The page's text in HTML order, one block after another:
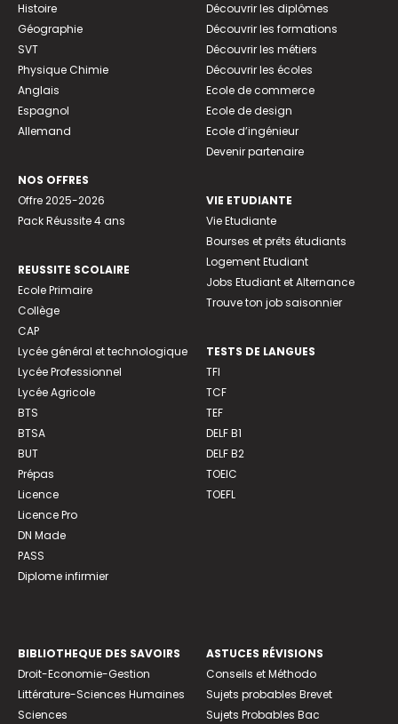
Histoire
Géographie
SVT
Physique Chimie
Anglais
Espagnol
Allemand
NOS OFFRES
Offre 2025-2026
Pack Réussite 4 ans
REUSSITE SCOLAIRE
Ecole Primaire
Collège
CAP
Lycée général et technologique
Lycée Professionnel
Lycée Agricole
BTS
BTSA
BUT
Prépas
Licence
Licence Pro
DN Made
PASS
Diplome infirmier
Découvrir les diplômes
Découvrir les formations
Découvrir les métiers
Découvrir les écoles
Ecole de commerce
Ecole de design
Ecole d’ingénieur
Devenir partenaire
VIE ETUDIANTE
Vie Etudiante
Bourses et prêts étudiants
Logement Etudiant
Jobs Etudiant et Alternance
Trouve ton job saisonnier
TESTS DE LANGUES
TFI
TCF
TEF
DELF B1
DELF B2
TOEIC
TOEFL
BIBLIOTHEQUE DES SAVOIRS
Droit-Economie-Gestion
Littérature-Sciences Humaines
Sciences
ASTUCES RÉVISIONS
Conseils et Méthodo
Sujets probables Brevet
Sujets Probables Bac